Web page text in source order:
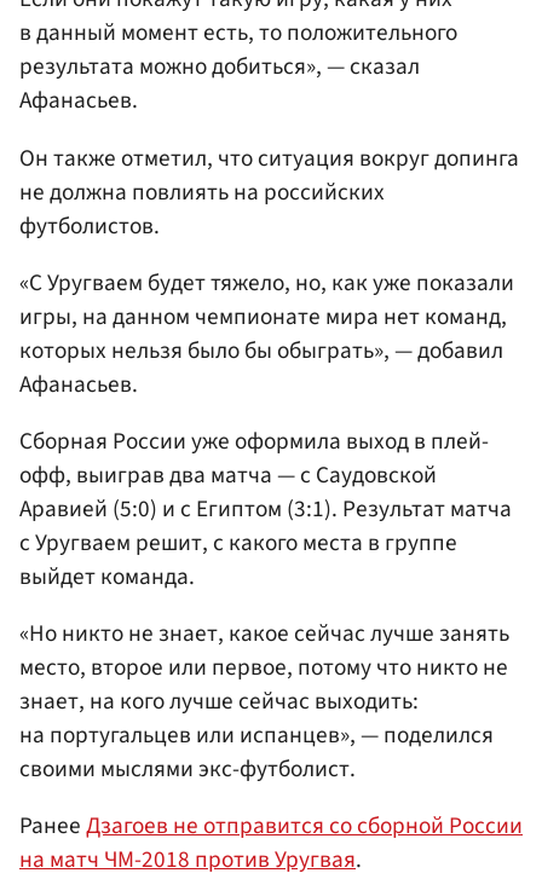
в данный момент есть, то положительного
результата можно добиться», — сказал
Афанасьев.
Он также отметил, что ситуация вокруг допинга
не должна повлиять на российских
футболистов.
«С Уругваем будет тяжело, но, как уже показали
игры, на данном чемпионате мира нет команд,
которых нельзя было бы обыграть», — добавил
Афанасьев.
Сборная России уже оформила выход в плей-
офф, выиграв два матча — с Саудовской
Аравией (5:0) и с Египтом (3:1). Результат матча
с Уругваем решит, с какого места в группе
выйдет команда.
«Но никто не знает, какое сейчас лучше занять
место, второе или первое, потому что никто не
знает, на кого лучше сейчас выходить:
на португальцев или испанцев», — поделился
своими мыслями экс-футболист.
РанееДзагоев не отправится со сборной России
на матч ЧМ-2018 против Уругвая.